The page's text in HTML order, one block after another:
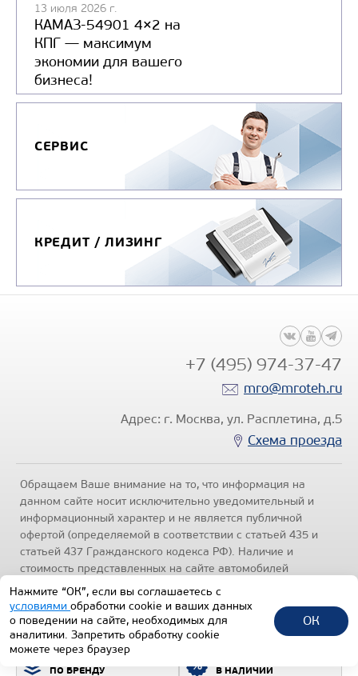
ПО БРЕНДУ В НАЛИЧИИ
13 июля 2026 г.
КАМАЗ-54901 4×2 на
КПГ — максимум
экономии для вашего
бизнеса!
СЕРВИС
КРЕДИТ / ЛИЗИНГ
+7 (495) 974-37-47
mro@mroteh.ru
Адрес: г. Москва, ул. Расплетина, д.5
Схема проезда
Обращаем Ваше внимание на то, что информация на
данном сайте носит исключительно уведомительный и
информационный характер и не является публичной
офертой (определяемой в соответствии с статьей 435 и
статьей 437 Гражданского кодекса РФ). Наличие и
стоимость представленных на сайте автомобилей
уточняйте по телефонам отделов продаж, представленных
в разделе "Контакты" настоящего ресурса.
конфиденциальности.
1992-2026 © Все права защищены.
ТЕХИНКОМ
Нажмите “ОК”, если вы соглашаетесь с
условиями обработки cookie и ваших данных
о поведении на сайте, необходимых для
аналитики. Запретить обработку cookie
можете через браузер
ОК